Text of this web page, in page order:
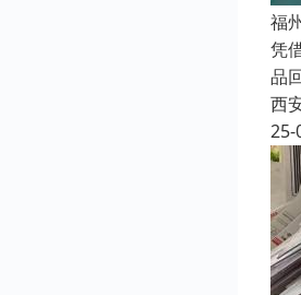
福
凭
品
西
25-